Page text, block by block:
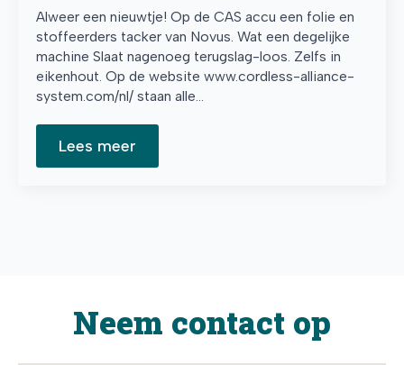
Alweer een nieuwtje! Op de CAS accu een folie en
stoffeerders tacker van Novus. Wat een degelijke
machine Slaat nagenoeg terugslag-loos. Zelfs in
eikenhout. Op de website www.cordless-alliance-
system.com/nl/ staan alle…
Lees meer
Neem contact op